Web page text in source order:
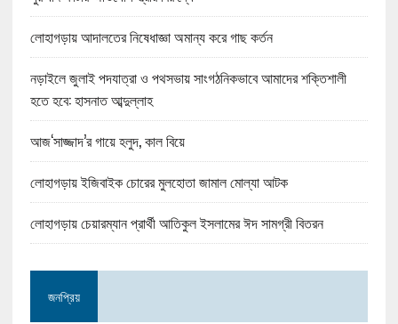
লোহাগড়ায় আদালতের নিষেধাজ্ঞা অমান্য করে গাছ কর্তন
নড়াইলে জুলাই পদযাত্রা ও পথসভায় সাংগঠনিকভাবে আমাদের শক্তিশালী
হতে হবে: হাসনাত আব্দুল্লাহ
আজ‘সাজ্জাদ’র গায়ে হলুদ, কাল বিয়ে
লোহাগড়ায় ইজিবাইক চোরের মুলহোতা জামাল মোল্যা আটক
লোহাগড়ায় চেয়ারম্যান প্রার্থী আতিকুল ইসলামের ঈদ সামগ্রী বিতরন
জনপ্রিয়